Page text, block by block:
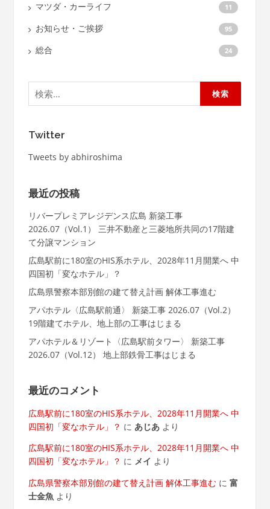
マツダ・カーライフ 11
お知らせ・ご挨拶 95
総合 24
検
索:
Twitter
Tweets by abhiroshima
最近の投稿
リバープレミアレジデンス広島 新築工事
2026.07（Vol.1） 三井不動産と三菱地所共同の17階建
て分譲マンション
広島駅前に180室のHIS系ホテル、2028年11月開業へ 中
四国初「変なホテル」？
広島県警察本部別館の建て替え計画 解体工事進む
アパホテル〈広島駅前通〉 新築工事 2026.07（Vol.2）
19階建てホテル、地上部の工事はじまる
アパホテル＆リゾート〈広島駅前タワー〉 新築工事
2026.07（Vol.12） 地上部鉄骨工事はじまる
最近のコメント
広島駅前に180室のHIS系ホテル、2028年11月開業へ 中
四国初「変なホテル」？ に あじあより
広島駅前に180室のHIS系ホテル、2028年11月開業へ 中
四国初「変なホテル」？ に メイ より
広島県警察本部別館の建て替え計画 解体工事進むに 富
士金魚 より